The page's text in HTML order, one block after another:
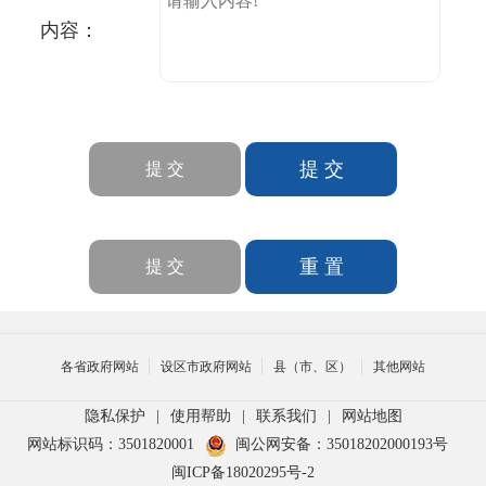
内容：
各省政府网站 设区市政府网站 县（市、区） 其他网站
隐私保护 使用帮助 联系我们
网站地图
网站标识码：3501820001
闽公网安备：35018202000193号
闽ICP备18020295号-2